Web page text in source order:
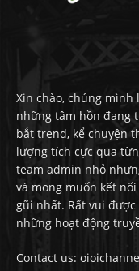
Xin chào, chúng mình
những tâm hồn đang
bắt trend, kể chuyện
lượng tích cực qua
team admin nhỏ
và mong muốn kết
gũi nhất. Rất vui
những hoạt động
Contact us: